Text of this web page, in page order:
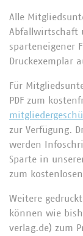
Alle
Abfallwirtschaft
sparteneigener
Druckexemplar
Für
PDF zum
zur Verfügung.
werden
Sparte in
zum
Weitere
können wie
verlag.de) zum